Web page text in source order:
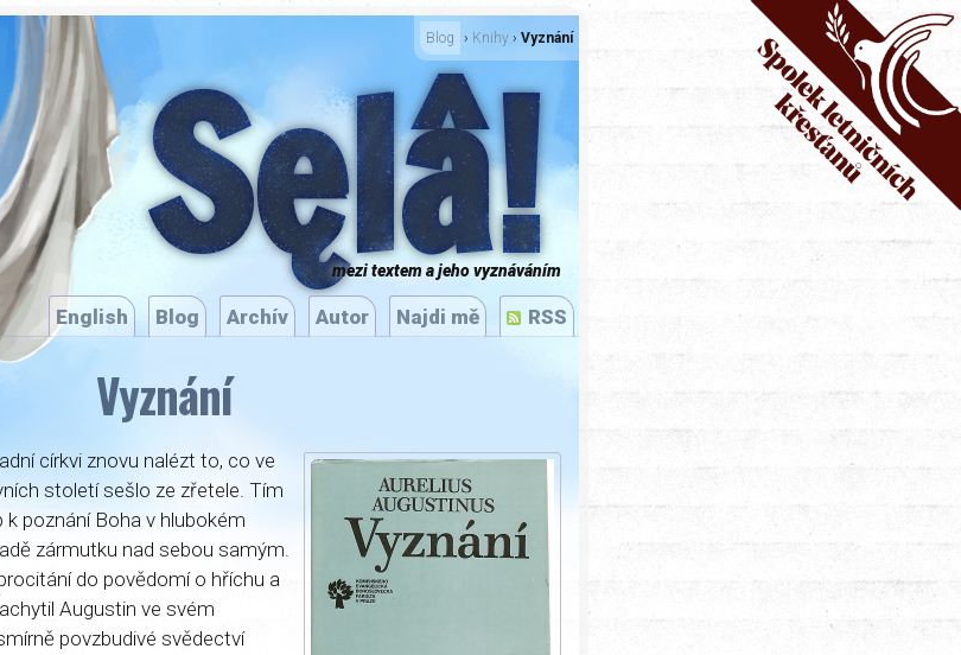
Blog › Knihy › Vyznání
Sęlâ!
mezi textem a jeho vyznáváním
English Blog Archív Autor Najdi mě RSS
Vyznání
církvi znovu nalézt to, co ve
století sešlo ze zřetele. Tím
poznání Boha v hlubokém
zármutku nad sebou samým.
do povědomí o hříchu a
Augustin ve svém
povzbudivé svědectví